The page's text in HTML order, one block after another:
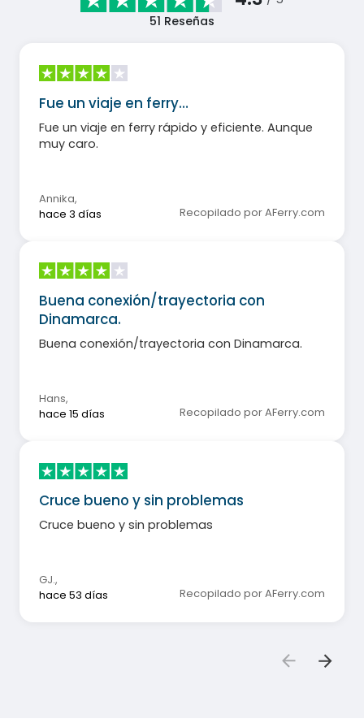
51 Reseñas
Fue un viaje en ferry…
Fue un viaje en ferry rápido y eficiente. Aunque
muy caro.
Annika,
hace 3 días
Recopilado por AFerry.com
Buena conexión/trayectoria con
Dinamarca.
Buena conexión/trayectoria con Dinamarca.
Hans,
hace 15 días
Recopilado por AFerry.com
Cruce bueno y sin problemas
Cruce bueno y sin problemas
GJ.,
hace 53 días
Recopilado por AFerry.com